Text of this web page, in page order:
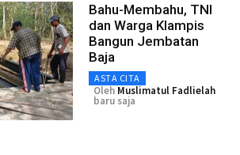
Bahu-Membahu, TNI
dan Warga Klampis
Bangun Jembatan
Baja
ASTA CITA
Oleh Muslimatul Fadlielah
baru saja